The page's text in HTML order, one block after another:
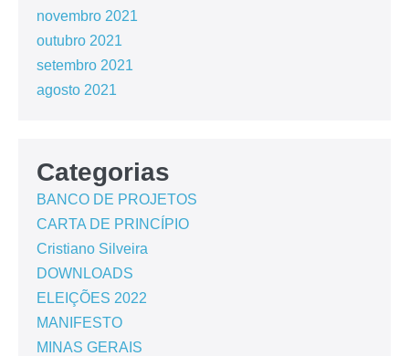
novembro 2021
outubro 2021
setembro 2021
agosto 2021
Categorias
BANCO DE PROJETOS
CARTA DE PRINCÍPIO
Cristiano Silveira
DOWNLOADS
ELEIÇÕES 2022
MANIFESTO
MINAS GERAIS